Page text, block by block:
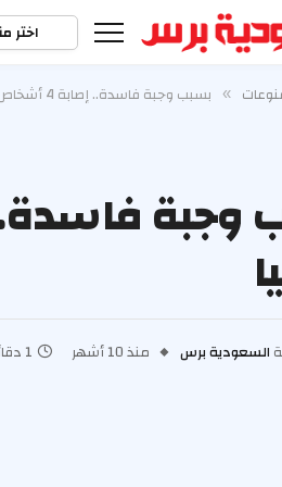
اختر
» بسبب وجبة فاسدة.. إصابة 4 أشخاص بالتسمم في أبو قرقاص بالمنيا
السعودية برس منذ 10 أشهر 1 دقائق